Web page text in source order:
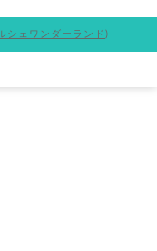
シェワンダーランド)